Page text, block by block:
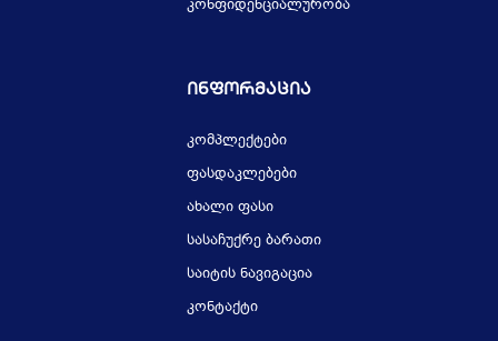
კონფიდენციალურობა
Ინფორმაცია
კომპლექტები
ფასდაკლებები
ახალი ფასი
სასაჩუქრე ბარათი
საიტის ნავიგაცია
კონტაქტი